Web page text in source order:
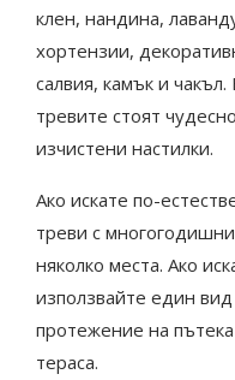
клен, нандина,
хортензии,
салвия, камък и
тревите стоят
изчистени настилки.
Ако искате по-
треви с
няколко места. Ако
използвайте един
протежение на
тераса.